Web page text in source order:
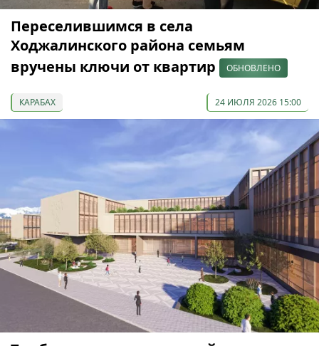
Переселившимся в села
Ходжалинского района семьям
вручены ключи от квартир
ОБНОВЛЕНО
КАРАБАХ 24 ИЮЛЯ 2026 15:00